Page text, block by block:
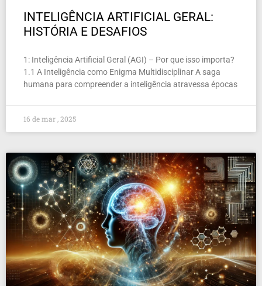
INTELIGÊNCIA ARTIFICIAL GERAL:
HISTÓRIA E DESAFIOS
1: Inteligência Artificial Geral (AGI) – Por que isso importa?
1.1 A Inteligência como Enigma Multidisciplinar A saga
humana para compreender a inteligência atravessa épocas
16 de mar , 2025